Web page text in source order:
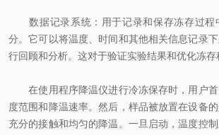
数据记录系统：用于记录和保存冻存过程
分。它可以将温度、时间和其他相关信息记录下
行回顾和分析。这对于验证实验结果和优化冻存
在使用程序降温仪进行冷冻保存时，用户首
度范围和降温速率。然后，样品被放置在设备
充分的接触和均匀的降温。一旦启动，温度控